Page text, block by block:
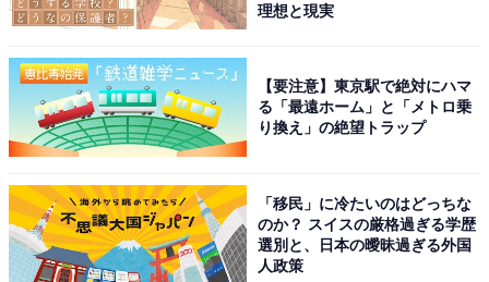
理想と現実
【要注意】東京駅で絶対にハマ
る「最遠ホーム」と「メトロ乗
り換え」の絶望トラップ
「移民」に冷たいのはどっちな
のか？ スイスの厳格過ぎる学歴
選別と、日本の曖昧過ぎる外国
人政策